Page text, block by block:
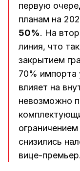
первую
планам на
50%. На
линия, что
закрытием
70% импорта
влияет на
невозможно
снизились
вице-премьер.